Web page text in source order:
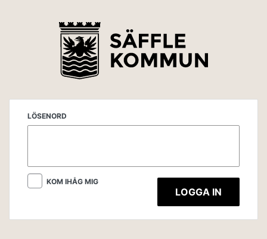
LÖSENORD
KOM IHÅG MIG